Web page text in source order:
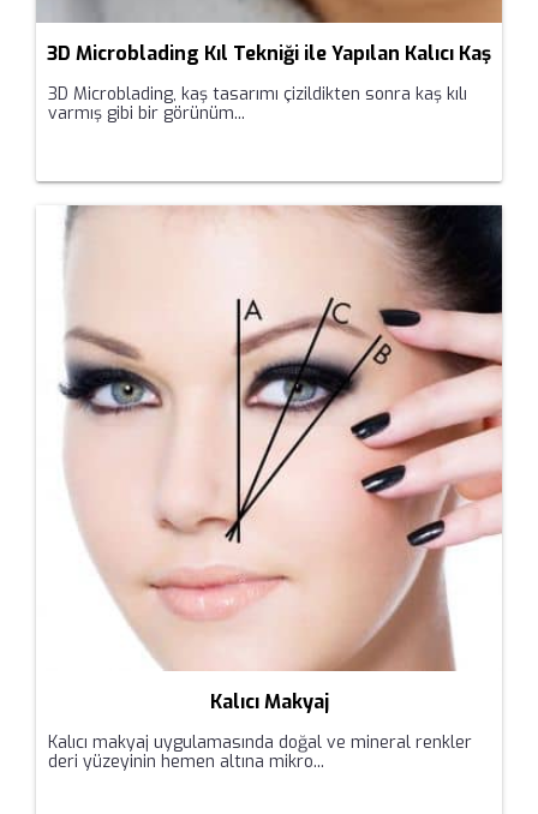
3D Microblading Kıl Tekniği ile Yapılan Kalıcı Kaş
3D Microblading, kaş tasarımı çizildikten sonra kaş kılı
varmış gibi bir görünüm...
Kalıcı Makyaj
Kalıcı makyaj uygulamasında doğal ve mineral renkler
deri yüzeyinin hemen altına mikro...